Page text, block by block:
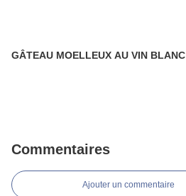
GÂTEAU MOELLEUX AU VIN BLANC
Commentaires
Ajouter un commentaire